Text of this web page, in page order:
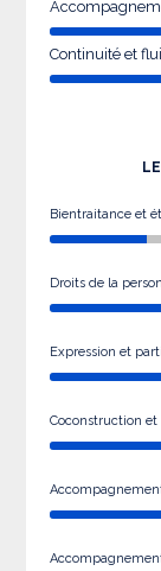
Continuité et
Bientraitance et
Droits de la
Expression et
Coconstruction